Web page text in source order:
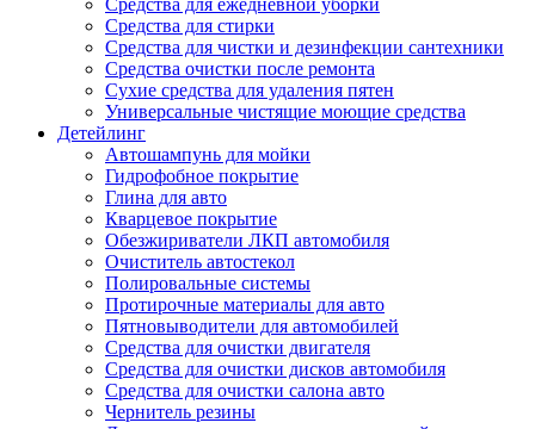
Средства для ежедневной уборки
Средства для стирки
Средства для чистки и дезинфекции сантехники
Средства очистки после ремонта
Сухие средства для удаления пятен
Универсальные чистящие моющие средства
Детейлинг
Автошампунь для мойки
Гидрофобное покрытие
Глина для авто
Кварцевое покрытие
Обезжириватели ЛКП автомобиля
Очиститель автостекол
Полировальные системы
Протирочные материалы для авто
Пятновыводители для автомобилей
Средства для очистки двигателя
Средства для очистки дисков автомобиля
Средства для очистки салона авто
Чернитель резины